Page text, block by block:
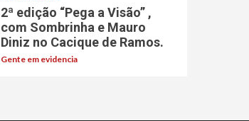
2ª edição “Pega a Visão” ,
com Sombrinha e Mauro
Diniz no Cacique de Ramos.
Gente em evidencia